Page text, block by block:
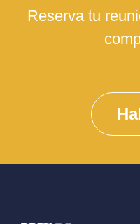
Reserva tu